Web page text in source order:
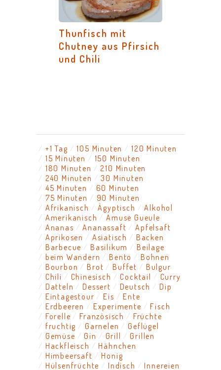
Thunfisch mit
Chutney aus Pfirsich
und Chili
+1 Tag 105 Minuten
120 Minuten
15 Minuten
150 Minuten
180 Minuten
210 Minuten
240 Minuten
30 Minuten
45 Minuten
60 Minuten
75 Minuten
90 Minuten
Afrikanisch
Ägyptisch
Alkohol
Amerikanisch
Amuse Gueule
Ananas
Ananassaft
Apfelsaft
Aprikosen
Asiatisch
Backen
Barbecue
Basilikum
Beilage
beim Wandern
Bento
Bohnen
Bourbon
Brot Buffet
Bulgur
Chili
Chinesisch Cocktail
Curry
Datteln
Dessert Deutsch
Dip
Eintagestour
Eis
Ente
Erdbeeren
Experimente
Fisch
Forelle
Französisch
Früchte
fruchtig
Garnelen
Geflügel
Gemüse
Gin Grill
Grillen
Hackfleisch
Hähnchen
Himbeersaft
Honig
Hülsenfrüchte
Indisch
Innereien